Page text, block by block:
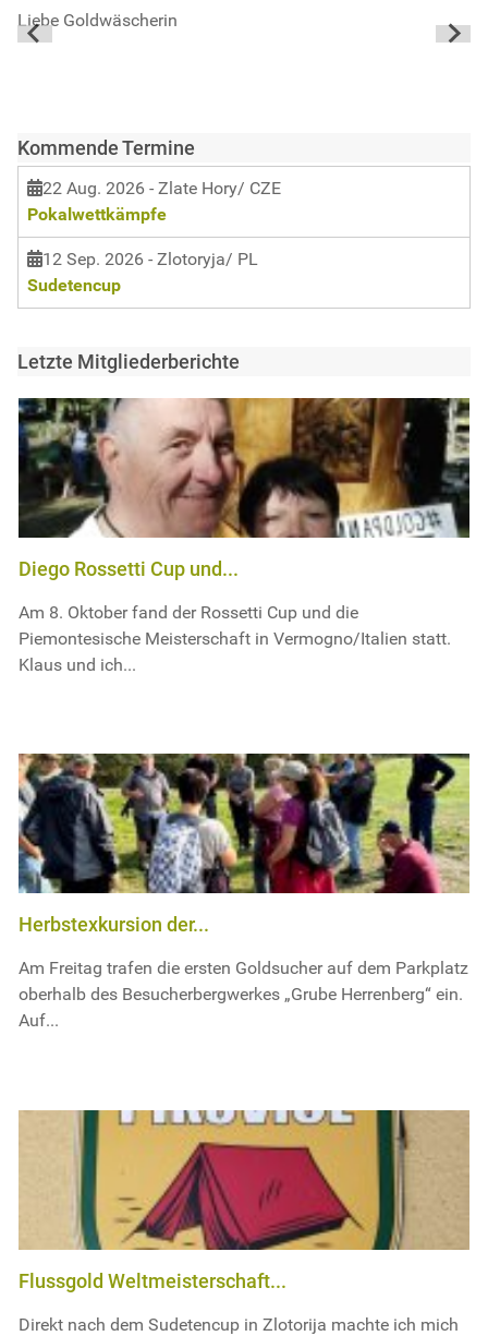
Liebe Goldwäscherin
Kommende Termine
22 Aug. 2026 - Zlate Hory/ CZE
Pokalwettkämpfe
12 Sep. 2026 - Zlotoryja/ PL
Sudetencup
Letzte Mitgliederberichte
Diego Rossetti Cup und...
Am 8. Oktober fand der Rossetti Cup und die
Piemontesische Meisterschaft in Vermogno/Italien statt.
Klaus und ich...
Herbstexkursion der...
Am Freitag trafen die ersten Goldsucher auf dem Parkplatz
oberhalb des Besucherbergwerkes „Grube Herrenberg“ ein.
Auf...
Flussgold Weltmeisterschaft...
Direkt nach dem Sudetencup in Zlotorija machte ich mich